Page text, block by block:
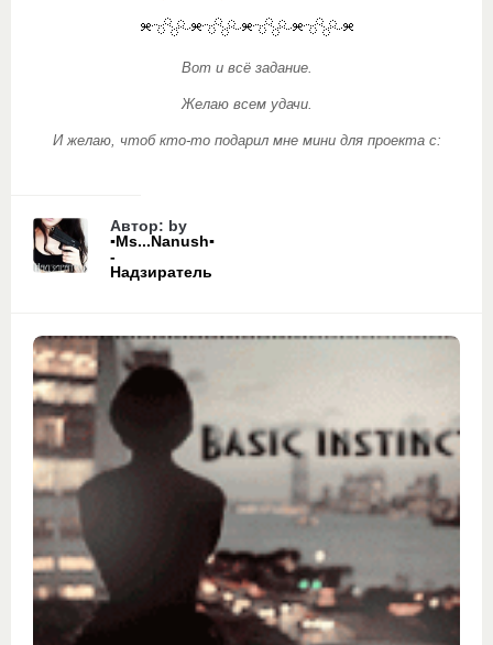
Вот и всё задание.
Желаю всем удачи.
И желаю, чтоб кто-то подарил мне мини для проекта с:
Автор: by
▪Ms...Nanush▪
-
Надзиратель